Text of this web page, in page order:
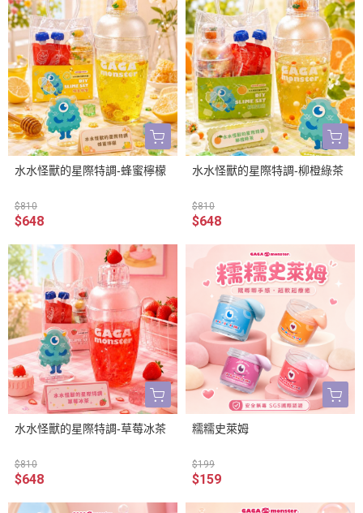
水水怪獸的星際特調-蜂蜜檸檬
$810
$648
水水怪獸的星際特調-柳橙綠茶
$810
$648
水水怪獸的星際特調-草莓冰茶
$810
$648
糯糯史萊姆
$199
$159